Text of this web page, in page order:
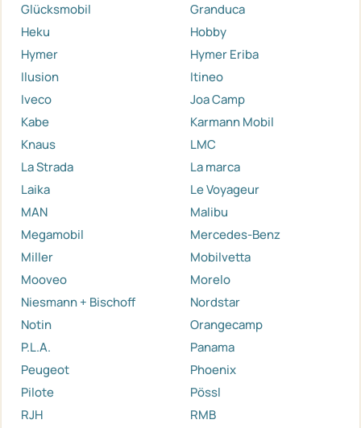
Glücksmobil
Granduca
Heku
Hobby
Hymer
Hymer Eriba
Ilusion
Itineo
Iveco
Joa Camp
Kabe
Karmann Mobil
Knaus
LMC
La Strada
La marca
Laika
Le Voyageur
MAN
Malibu
Megamobil
Mercedes-Benz
Miller
Mobilvetta
Mooveo
Morelo
Niesmann + Bischoff
Nordstar
Notin
Orangecamp
P.L.A.
Panama
Peugeot
Phoenix
Pilote
Pössl
RJH
RMB